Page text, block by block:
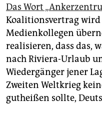
Das Wort
Koalitionsvertrag
Medienkollegen
realisieren, dass das,
nach Riviera-Urlaub
Wiedergänger jener
Zweiten Weltkrieg
gutheißen sollte,